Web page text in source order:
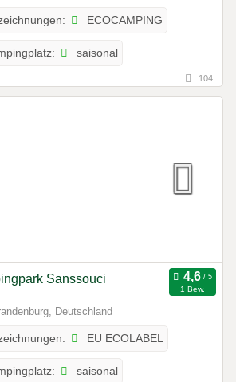
ECOCAMPING
saisonal
104
Sanssouci
1 Bew.
Deutschland
EU ECOLABEL
saisonal